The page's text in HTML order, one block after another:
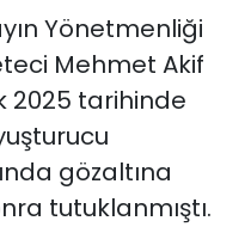
Yönetmenliği
Mehmet Akif
2025 tarihinde
gözaltına
tutuklanmıştı.